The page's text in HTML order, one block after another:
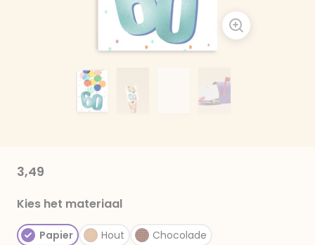
3,49
Kies het materiaal
Papier Hout Chocolade